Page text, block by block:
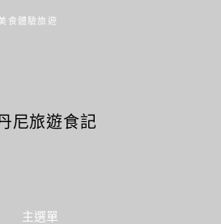
食體驗旅遊
主選單